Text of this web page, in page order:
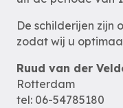
De schilderijen zijn
zodat wij u
Ruud van der
Rotterdam
tel: 06-54785180